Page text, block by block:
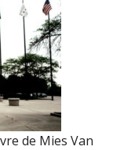
de Mies Van